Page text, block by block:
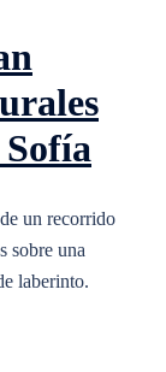
un recorrido
sobre una
laberinto.